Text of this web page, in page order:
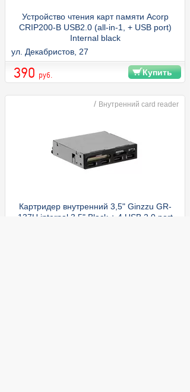
Устройство чтения карт памяти Acorp
CRIP200-B USB2.0 (all-in-1, + USB port)
Internal black
ул. Декабристов, 27
390 руб. Купить
/ Внутренний card reader
Картридер внутренний 3,5" Ginzzu GR-
137U internal 3.5" Black + 4 USB 2.0 port